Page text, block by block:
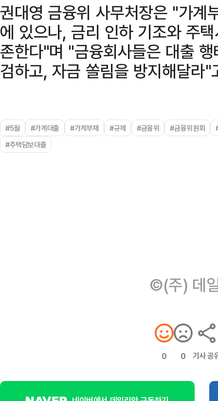
권대영 금융위 사무처장은 "가계
에 있으나, 금리 인하 기조와 주
존한다"며 "금융회사들은 대출
검하고, 자금 쏠림을 방지해달라"
#5월 #가계대출 #가계부채 #규제 #금융위 #금융위원회
#주택담보대출
©(주) 데
0 0 기사 공